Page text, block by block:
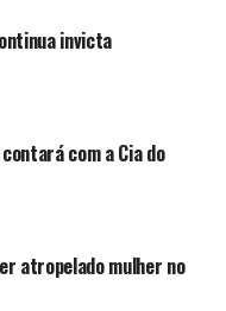
invicta
com a Cia do
atropelado mulher no